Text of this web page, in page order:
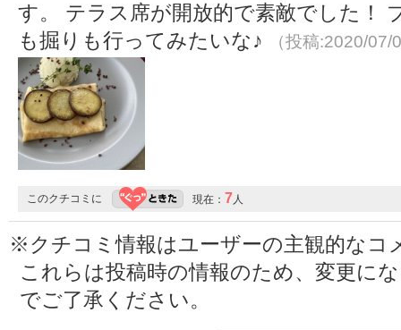
す。 テラス席が開放的で素敵でした！
も掘りも行ってみたいな♪
（投稿:2020/
このクチコミに 現在： 7人
※クチコミ情報はユーザーの主観的なコ
これらは投稿時の情報のため、変更に
でご了承ください。